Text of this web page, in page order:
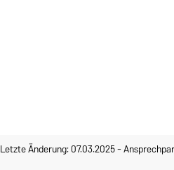
Letzte Änderung: 07.03.2025-